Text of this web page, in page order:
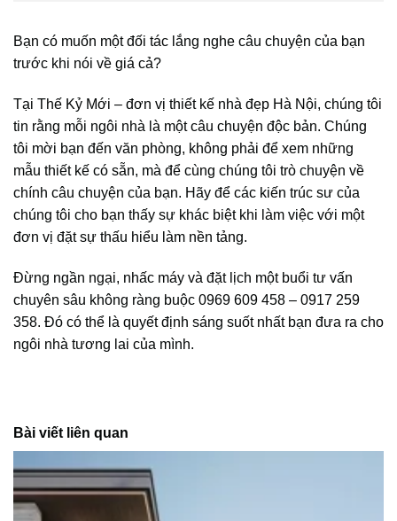
Bạn có muốn một đối tác lắng nghe câu chuyện của bạn
trước khi nói về giá cả?
Tại Thế Kỷ Mới – đơn vị thiết kế nhà đẹp Hà Nội, chúng tôi
tin rằng mỗi ngôi nhà là một câu chuyện độc bản. Chúng
tôi mời bạn đến văn phòng, không phải để xem những
mẫu thiết kế có sẵn, mà để cùng chúng tôi trò chuyện về
chính câu chuyện của bạn. Hãy để các kiến trúc sư của
chúng tôi cho bạn thấy sự khác biệt khi làm việc với một
đơn vị đặt sự thấu hiểu làm nền tảng.
Đừng ngần ngại, nhấc máy và đặt lịch một buổi tư vấn
chuyên sâu không ràng buộc 0969 609 458 – 0917 259
358. Đó có thể là quyết định sáng suốt nhất bạn đưa ra cho
ngôi nhà tương lai của mình.
Bài viết liên quan